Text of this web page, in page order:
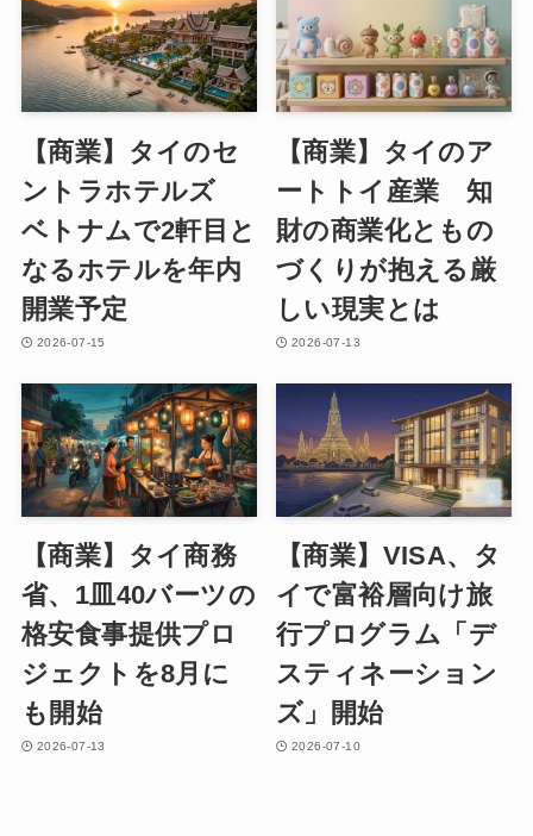
【商業】タイのセ
ントラホテルズ
ベトナムで2軒目と
なるホテルを年内
開業予定
2026-07-15
【商業】タイのア
ートトイ産業 知
財の商業化ともの
づくりが抱える厳
しい現実とは
2026-07-13
【商業】タイ商務
省、1皿40バーツの
格安食事提供プロ
ジェクトを8月に
も開始
2026-07-13
【商業】VISA、タ
イで富裕層向け旅
行プログラム「デ
スティネーション
ズ」開始
2026-07-10